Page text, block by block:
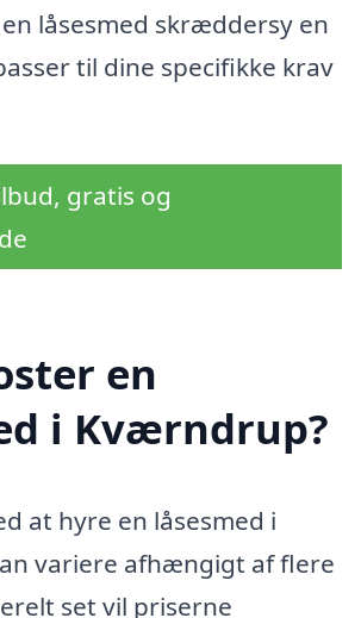
låsesmed skræddersy en
til dine specifikke krav
gratis og
en
i Kværndrup?
at hyre en låsesmed i
variere afhængigt af flere
set vil priserne